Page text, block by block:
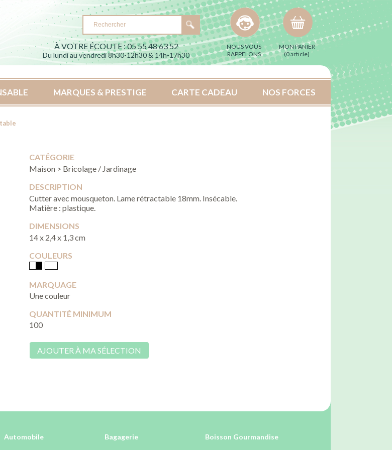
À VOTRE ÉCOUTE : 05 55 48 63 52
Du lundi au vendredi 8h30-12h30 & 14h-17h30
NOUS VOUS
RAPPELONS
MON PANIER
(0 article)
MARQUES & PRESTIGE CARTE CADEAU NOS FORCES
CATÉGORIE
Maison > Bricolage / Jardinage
DESCRIPTION
Cutter avec mousqueton. Lame rétractable 18mm. Insécable.
Matière : plastique.
DIMENSIONS
14 x 2,4 x 1,3 cm
COULEURS
MARQUAGE
Une couleur
QUANTITÉ MINIMUM
100
AJOUTER À MA SÉLECTION
Automobile Bagagerie
Boisson Gourmandise